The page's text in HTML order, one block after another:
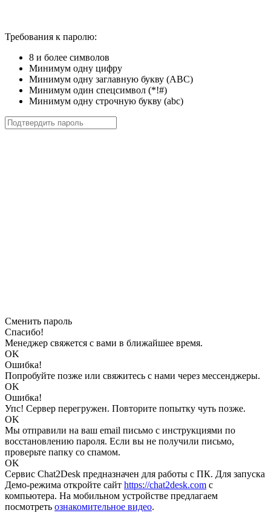
Требования к паролю:
8 и более символов
Минимум одну цифру
Минимум одну заглавную букву (ABC)
Минимум один спецсимвол (*!#)
Минимум одну строчную букву (abc)
Сменить пароль
Спасибо!
Менеджер свяжется с вами в ближайшее время.
OK
Ошибка!
Попробуйте позже или свяжитесь с нами через мессенджеры.
OK
Ошибка!
Упс! Сервер перегружен. Повторите попытку чуть позже.
OK
Мы отправили на ваш email письмо с инструкциями по
восстановлению пароля. Если вы не получили письмо,
проверьте папку со спамом.
OK
Сервис Chat2Desk предназначен для работы с ПК. Для запуска
Демо-режима откройте сайт https://chat2desk.com с
компьютера. На мобильном устройстве предлагаем
посмотреть ознакомительное видео.